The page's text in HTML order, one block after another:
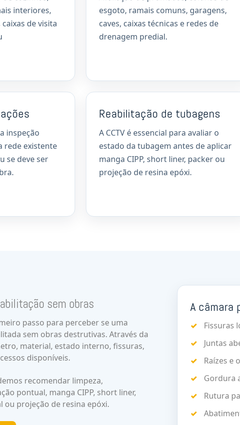
interiores,
de visita
esgoto, ramais comuns, garagens,
caves, caixas técnicas e redes de
drenagem predial.
inspeção
rede existente
se deve ser
Reabilitação de tubagens
A CCTV é essencial para avaliar o
estado da tubagem antes de aplicar
manga CIPP, short liner, packer ou
projeção de resina epóxi.
sem obras
passo para perceber se uma
sem obras destrutivas. Através da
material, estado interno, fissuras,
disponíveis.
recomendar limpeza,
pontual, manga CIPP, short liner,
projeção de resina epóxi.
A câmara
Fissuras
Juntas
Raízes e
Gordura
Rutura